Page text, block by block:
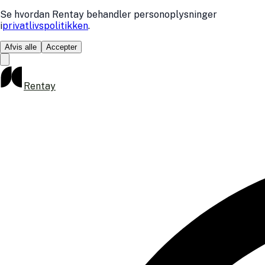
Se hvordan Rentay behandler personoplysninger
iprivatlivspolitikken.
Afvis alle Accepter
Rentay